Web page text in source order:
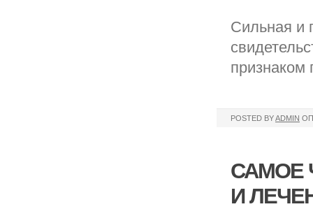
Сильная и
признаком
POSTED BYADMIN
САМОЕ
И